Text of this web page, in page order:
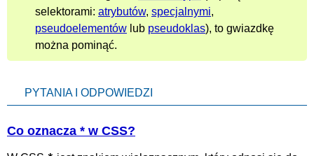
selektorami: atrybutów, specjalnymi,
pseudoelementów lub pseudoklas), to gwiazdkę
można pominąć.
PYTANIA I ODPOWIEDZI
Co oznacza * w CSS?